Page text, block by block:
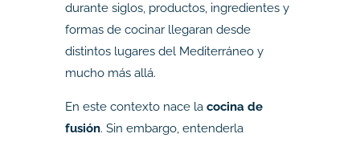
durante siglos, productos, ingredientes y
formas de cocinar llegaran desde
distintos lugares del Mediterráneo y
mucho más allá.
En este contexto nace la cocina de
fusión. Sin embargo, entenderla